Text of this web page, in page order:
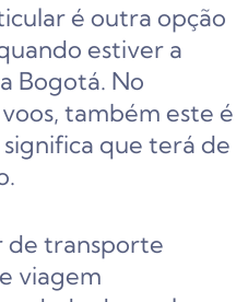
é outra opção
estiver a
Bogotá. No
também este é
que terá de
de transporte
viagem